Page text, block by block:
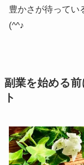
豊かさが待ってい
(^^♪
副業を始める
ト